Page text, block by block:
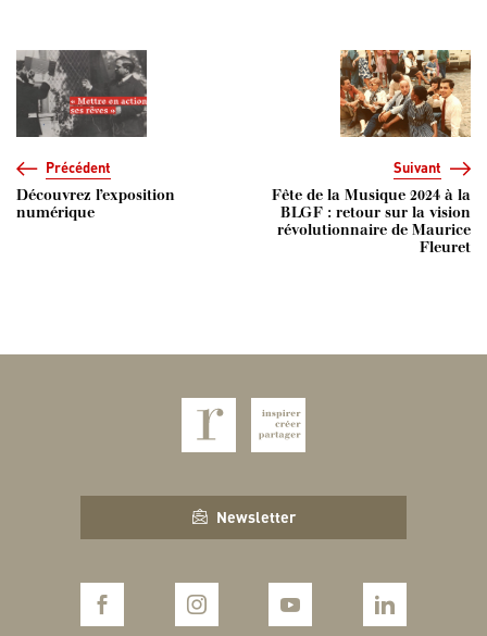
Navigation de l’article
Précédent
Découvrez l’exposition
numérique
Suivant
Fête de la Musique 2024 à la
BLGF : retour sur la vision
révolutionnaire de Maurice
Fleuret
Newsletter